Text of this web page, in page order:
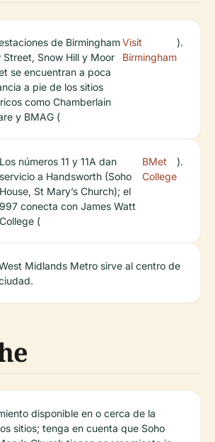
de Birmingham
Street, Snow Hill y Moor
se encuentran a poca
a pie de los sitios
como Chamberlain
y BMAG (
Visit
Birmingham
).
Los números 11 y 11A dan
servicio a Handsworth (Soho
House, St Mary’s Church); el
997 conecta con James Watt
College (
BMet
College
).
Midlands Metro sirve al centro de
disponible en o cerca de la
sitios; tenga en cuenta que Soho